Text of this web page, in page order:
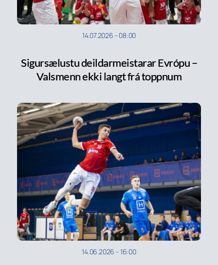
14.07.2026 - 08:00
Sigursælustu deildarmeistarar Evrópu –
Valsmenn ekki langt frá toppnum
14.06.2026 - 16:00